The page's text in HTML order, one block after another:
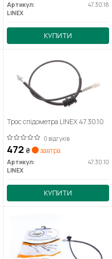
Артикул:
47.30.18
LINEX
КУПИТИ
Трос спідометра LINEX 47.30.10
0 відгуків
472 ₴ завтра
Артикул:
47.30.10
LINEX
КУПИТИ